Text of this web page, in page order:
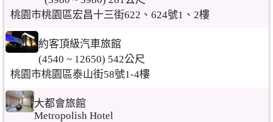
桃園市桃園區宏昌十三街622、624號1、2樓
約客頂級汽車旅館
(4540 ~ 12650) 542公尺
桃園市桃園區泰山街58號1-4樓
大都會旅館
Metropolish Hotel